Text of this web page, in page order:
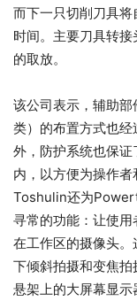
而下一只切削刀具将
时间。主要刀具转
的取放。
该公司表示，辅助
类）的布置方式也
外，防护系统也保
内，以方便为操作者
Toshulin还为
寻常的功能：让使
在工作区的摄像头
下倾斜拍摄和变焦
悬架上的大屏幕显